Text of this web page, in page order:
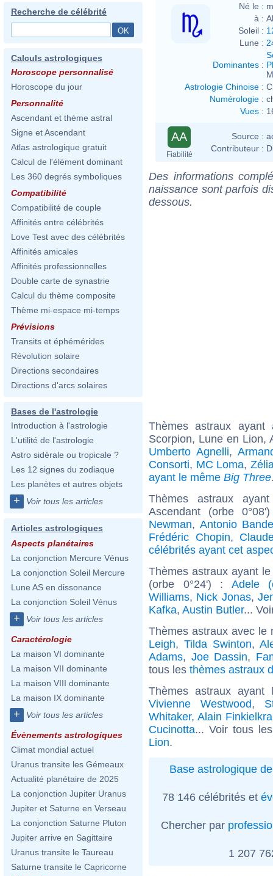
Recherche de célébrité
Calculs astrologiques
Horoscope personnalisé
Horoscope du jour
Personnalité
Ascendant et thème astral
Signe et Ascendant
Atlas astrologique gratuit
Calcul de l'élément dominant
Les 360 degrés symboliques
Compatibilité
Compatibilité de couple
Affinités entre célébrités
Love Test avec des célébrités
Affinités amicales
Affinités professionnelles
Double carte de synastrie
Calcul du thème composite
Thème mi-espace mi-temps
Prévisions
Transits et éphémérides
Révolution solaire
Directions secondaires
Directions d'arcs solaires
Bases de l'astrologie
Introduction à l'astrologie
L'utilité de l'astrologie
Astro sidérale ou tropicale ?
Les 12 signes du zodiaque
Les planètes et autres objets
+ Voir tous les articles
Articles astrologiques
Aspects planétaires
La conjonction Mercure Vénus
La conjonction Soleil Mercure
Lune AS en dissonance
La conjonction Soleil Vénus
+ Voir tous les articles
Caractérologie
La maison VI dominante
La maison VII dominante
La maison VIII dominante
La maison IX dominante
+ Voir tous les articles
Évènements astrologiques
Climat mondial actuel
Uranus transite les Gémeaux
Actualité planétaire de 2025
La conjonction Jupiter Uranus
Jupiter et Saturne en Verseau
La conjonction Saturne Pluton
Jupiter arrive en Sagittaire
Uranus transite le Taureau
Saturne transite le Capricorne
Né le :
à :
Soleil :
Lune :
Dominantes :
Astrologie Chinoise :
Numérologie :
Vues :
AA
Fiabilité
Source :
Contributeur :
Des informations
naissance sont parfois
dessous.
Thèmes astraux
Scorpion, Lune en
Umberto Agnelli,
Consorti, MC Loma,
ayant le même Big Three
Thèmes astraux
Ascendant (orbe
Newman, Antonio
Frédéric Chopin,
célébrités ayant cet
Thèmes astraux ayant
(orbe 0°24') : Adele
Williams, Nick Jonas,
Kafka, Austin Butler...
Thèmes astraux avec
Leigh, Tilda Swinton,
Adams, Joe Dassin,
tous les thèmes astraux
Thèmes astraux
Vivienne Westwood,
Whitaker, Alain
Cucinotta... Voir tous
Lion.
Base astrologique
78 146 célébrités et
Chercher par
1 207